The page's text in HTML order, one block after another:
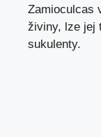
Zamioculcas
živiny, lze jej
sukulenty.